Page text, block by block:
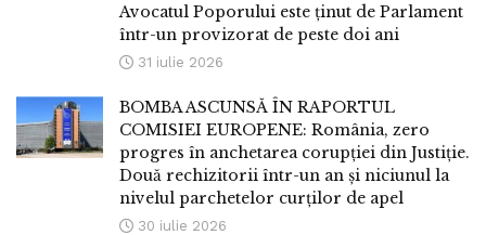
Avocatul Poporului este ținut de Parlament
într-un provizorat de peste doi ani
31 iulie 2026
BOMBA ASCUNSĂ ÎN RAPORTUL
COMISIEI EUROPENE: România, zero
progres în anchetarea corupției din Justiție.
Două rechizitorii într-un an și niciunul la
nivelul parchetelor curților de apel
30 iulie 2026